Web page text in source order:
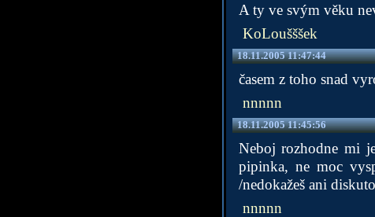
A ty ve svým věku
KoLoušššek
18.11.2005 11:47:44
časem z toho snad
nnnnn
18.11.2005 11:45:56
Neboj rozhodne mi
pipinka, ne moc
/nedokažeš ani
nnnnn